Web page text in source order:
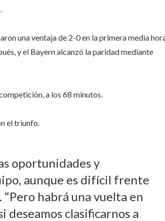
una ventaja de 2-0 en la primera media
y el Bayern alcanzó la paridad mediante
a los 68 minutos.
el triunfo.
oportunidades y
aunque es difícil frente
habrá una vuelta en
deseamos clasificarnos a